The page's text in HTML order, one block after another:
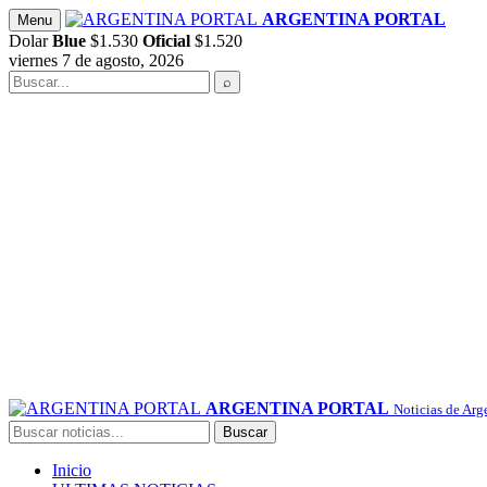
Saltar
al
contenido
Menu
ARGENTINA PORTAL
Dolar Blue $1.530 Oficial $1.520
viernes 7 de agosto, 2026
Buscar
⌕
ARGENTINA PORTAL Noticias de
Buscar Buscar
Inicio